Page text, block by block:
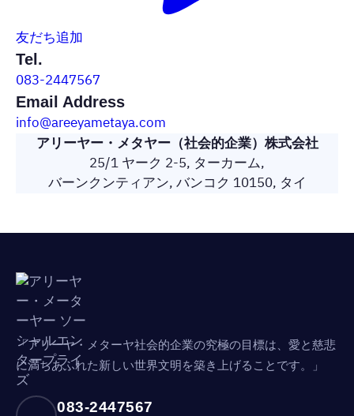
友だち追加
Tel.
083-2447567
Email Address
info@areeyametaya.com
アリーヤー・メタヤー（社会的企業）株式会社
25/1 ヤーク 2-5, ターカーム,
バーンクンティアン, バンコク 10150, タイ
「アリーヤ・メターヤ社会的企業の究極の目標は、愛と慈悲
に満ちあふれた新しい世界文明を築き上げることです。」
083-2447567